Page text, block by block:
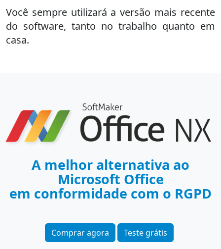
Você sempre utilizará a versão mais recente
do software, tanto no trabalho quanto em
casa.
A melhor alternativa ao
Microsoft Office
em conformidade com o RGPD
Comprar agora Teste grátis